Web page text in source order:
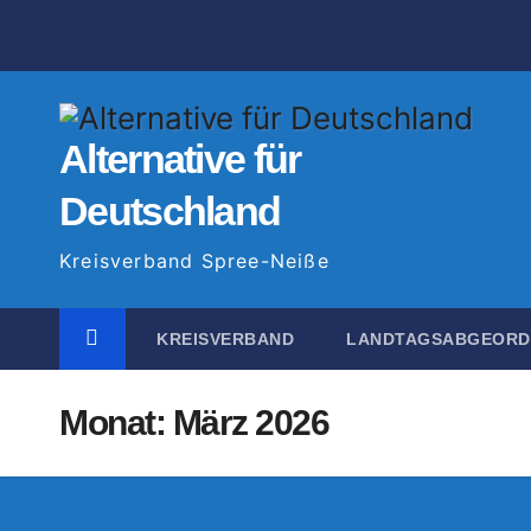
Alternative für
Deutschland
Kreisverband Spree-Neiße
KREISVERBAND
Monat: März 2026